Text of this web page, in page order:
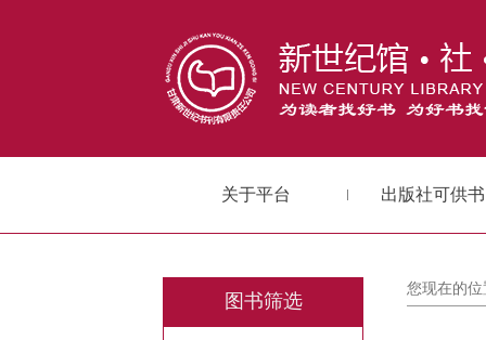
关于平台 出版社可供
图书筛选
您现在的